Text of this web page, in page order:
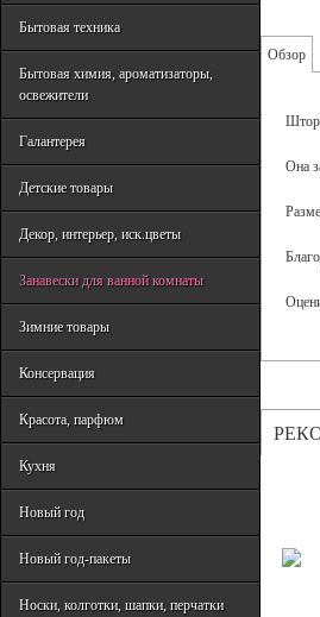
Бытовая техника
Бытовая химия, ароматизаторы,
освежители
Галантерея
Детские товары
Декор, интерьер, иск.цветы
Занавески для ванной комнаты
Зимние товары
Консервация
Красота, парфюм
Кухня
Новый год
Новый год-пакеты
Носки, колготки, шапки, перчатки
Обзор
Она